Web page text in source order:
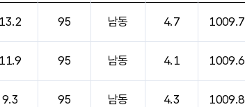
13.2 95 남동 4.7 1009.7
11.9 95 남동 4.1 1009.6
9.3 95 남동 4.3 1009.8